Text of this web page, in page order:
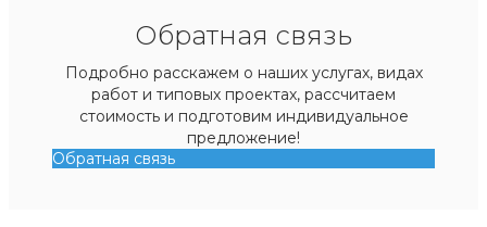
Обратная связь
Подробно расскажем о наших услугах, видах
работ и типовых проектах, рассчитаем
стоимость и подготовим индивидуальное
предложение!
Обратная связь